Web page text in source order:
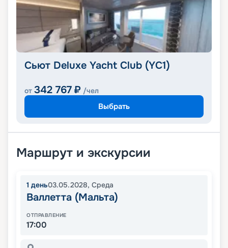
Сьют Deluxe Yacht Club (YC1)
от 342 767 ₽ /чел
Выбрать
Маршрут и экскурсии
1 день03.05.2028, Среда
Валлетта (Мальта)
ОТПРАВЛЕНИЕ
17:00